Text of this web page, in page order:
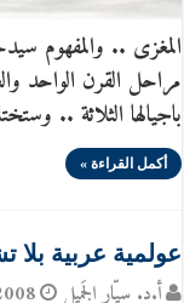
المغزى .. والمفهوم
مراحل القرن الواحد
باجيالها الثلاثة ..
أكمل القراءة »
عولمية عربية بلا
أ.د. سيّار الجَميل